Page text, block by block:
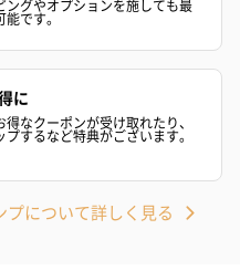
す。ギフトへの＋αにおすすめ
ングやオプションを施しても最
です。
に
なクーポンが受け取れたり、
するなど特典がございます。
プについて詳しく見る